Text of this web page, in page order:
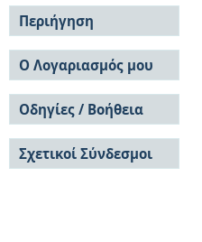
Περιήγηση
Σε όλο το DSpace
Κοινότητες & Συλλογές
Ανά Ημερομηνία
Έκδοσης
Συγγραφείς
Τίτλοι
Θέματα
Ο Λογαριασμός μου
Σύνδεση
Εγγραφή
Οδηγίες / Βοήθεια
Οδηγίες Υποβολής
Οδηγίες Χρήσης ΙΑ
Συχνές Ερωτήσεις
Σχετικοί Σύνδεσμοι